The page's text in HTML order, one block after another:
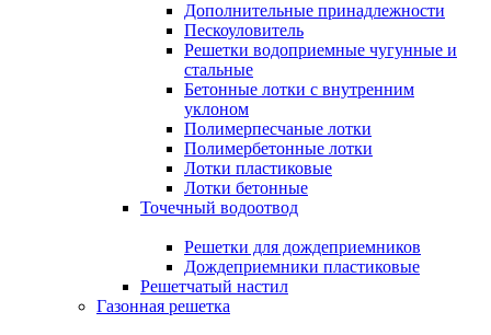
Дополнительные принадлежности
Пескоуловитель
Решетки водоприемные чугунные и
стальные
Бетонные лотки с внутренним
уклоном
Полимерпесчаные лотки
Полимербетонные лотки
Лотки пластиковые
Лотки бетонные
Точечный водоотвод
Решетки для дождеприемников
Дождеприемники пластиковые
Решетчатый настил
Газонная решетка